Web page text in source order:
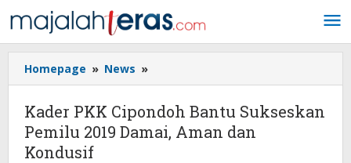
ke
konten
Homepage » News »
PKK
Cipondoh
Bantu
Sukseskan
Kader PKK Cipondoh Bantu Sukseskan
Pemilu 2019 Damai, Aman dan
Kondusif